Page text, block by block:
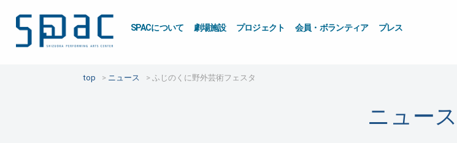
SPACについて 劇場施設 プロジェクト 会員・ボランティア プレス
top ニュース ふじのくに野外芸術フェスタ
ニュース